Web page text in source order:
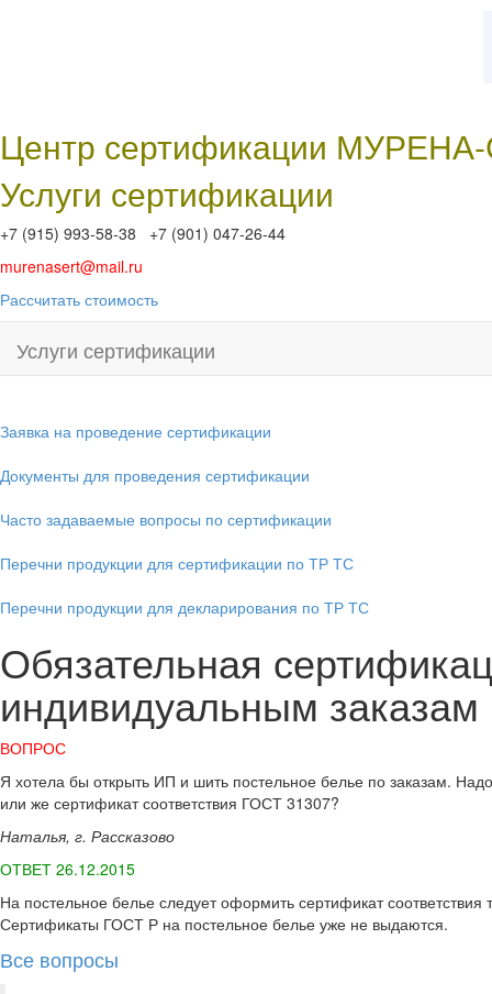
Центр сертификации
Услуги сертификации
+7 (915) 993-58-38 +7 (901) 047-26-44
murenasert@mail.ru
Рассчитать стоимость
Услуги сертификации
Заявка на проведение сертификации
Документы для проведения сертификации
Часто задаваемые вопросы по сертификации
Перечни продукции для сертификации по ТР ТС
Перечни продукции для декларирования по ТР ТС
Обязательная
индивидуальным заказам
ВОПРОС
Я хотела бы открыть ИП и шить постельное белье по заказам.
или же сертификат соответствия ГОСТ 31307?
Наталья, г. Рассказово
ОТВЕТ 26.12.2015
На постельное белье следует оформить сертификат
Сертификаты ГОСТ Р на постельное белье уже не выдаются.
Все вопросы